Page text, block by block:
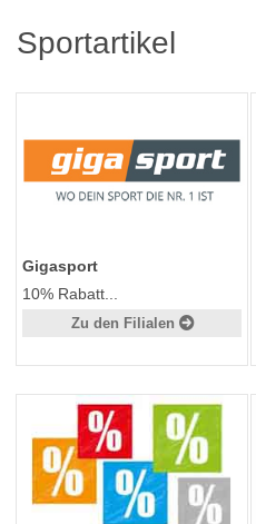
Sportartikel
Gigasport
10% Rabatt...
Zu den Filialen